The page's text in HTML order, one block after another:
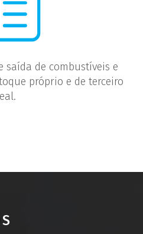
saída de combustíveis e
próprio e de terceiro